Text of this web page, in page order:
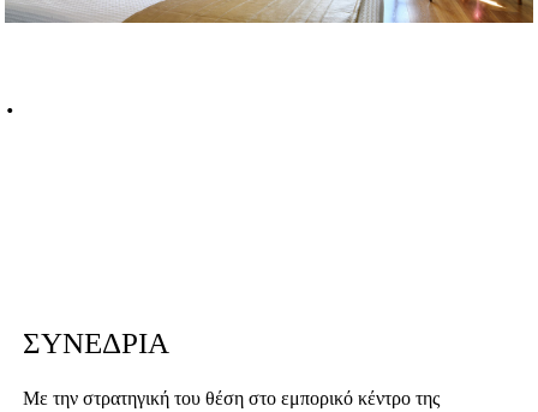
.
ΣΥΝΕΔΡΙΑ
Με την στρατηγική του θέση στο εμπορικό κέντρο της